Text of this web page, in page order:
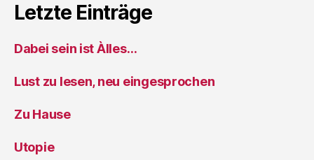
Letzte Einträge
Dabei sein ist Àlles…
Lust zu lesen, neu eingesprochen
Zu Hause
Utopie